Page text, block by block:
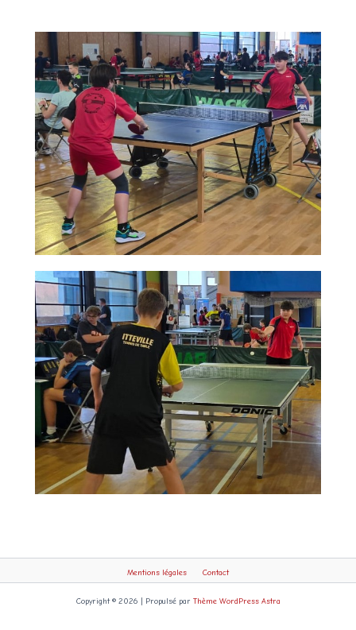
Mentions légales Contact
Copyright © 2026 | Propulsé par Thème WordPress Astra